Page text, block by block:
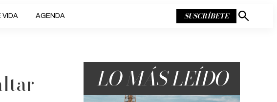
VIDA AGENDA SUSCRÍBETE
Mostrar
LO MÁS LEÍDO